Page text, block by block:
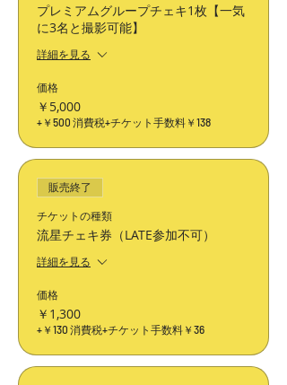
プレミアムグループチェキ1枚【一気
に3名と撮影可能】
詳細を見る
価格
￥5,000
+￥500 消費税+チケット手数料￥138
販売終了
チケットの種類
流星チェキ券（LATE参加不可）
詳細を見る
価格
￥1,300
+￥130 消費税+チケット手数料￥36